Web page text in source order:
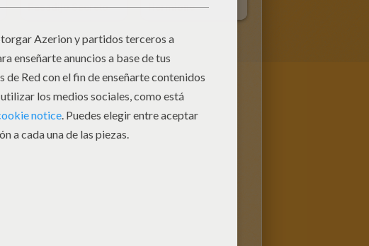
Pasadijo Secreto Hermione